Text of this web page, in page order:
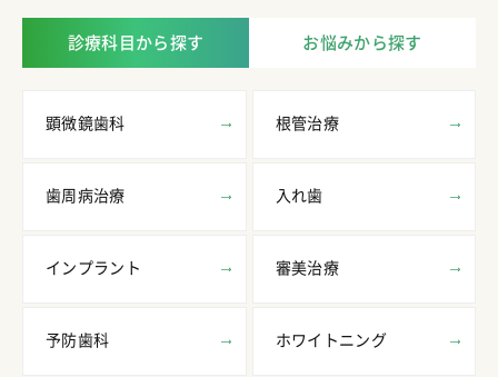
診療科目から探す お悩みから探す
顕微鏡歯科 根管治療
歯周病治療 入れ歯
インプラント 審美治療
予防歯科 ホワイトニング